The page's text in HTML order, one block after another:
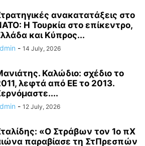
ανακατατάξεις στο
Η Τουρκία στο επίκεντρο,
και Κύπρος...
- 14 July, 2026
Καλώδιο: σχέδιο το
λεφτά από ΕΕ το 2013.
- 12 July, 2026
«Ο Στράβων τον 1ο πΧ
παραβίασε τη ΣτΠρεσπών